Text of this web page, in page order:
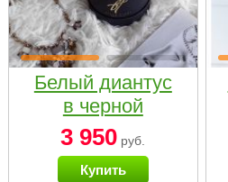
Белый диантус
в черной
коробке Small
3 950 руб.
Купить